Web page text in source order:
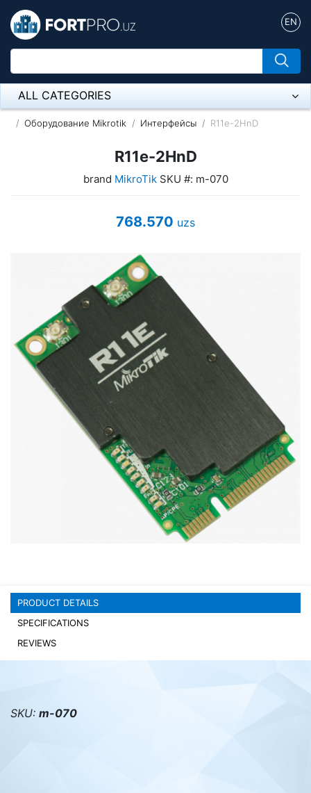
EN
ALL CATEGORIES
Микрофон
Оборудование Mikrotik
ADSL, Wan / Lan Routers, Wi-Fi
IP Telephony
Stereo systems
Server equipment
UPS Uninterruptible Power Supply
Headphones
Mouses and keybords
Video surveillance
PC
PC components
Оборудование Mikrotik Интерфейсы R11e-2HnD
R11e-2HnD
brand MikroTik SKU #: m-070
768.570 uzs
PRODUCT DETAILS
SPECIFICATIONS
REVIEWS
SKU: m-070